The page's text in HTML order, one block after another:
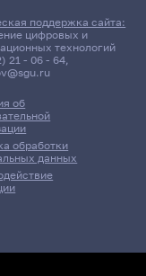
об
обработки
данных
поддержка сайта:
цифровых и
технологий
21 - 06 - 64,